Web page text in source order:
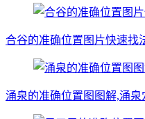
合谷的准确位置图片快速找
涌泉的准确位置图图解,涌